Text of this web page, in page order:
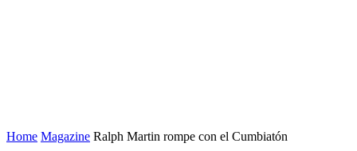
Home Magazine Ralph Martin rompe con el Cumbiatón